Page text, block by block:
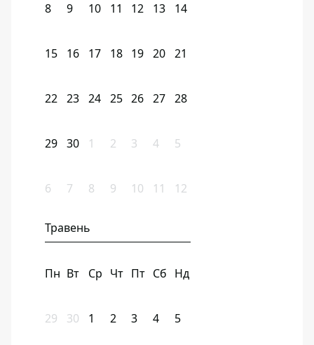
8 9 10 11 12 13 14
15 16 17 18 19 20 21
22 23 24 25 26 27 28
29 30 1 2 3 4 5
6 7 8 9 10 11 12
Травень
Пн Вт Ср Чт Пт Сб Нд
29 30 1 2 3 4 5